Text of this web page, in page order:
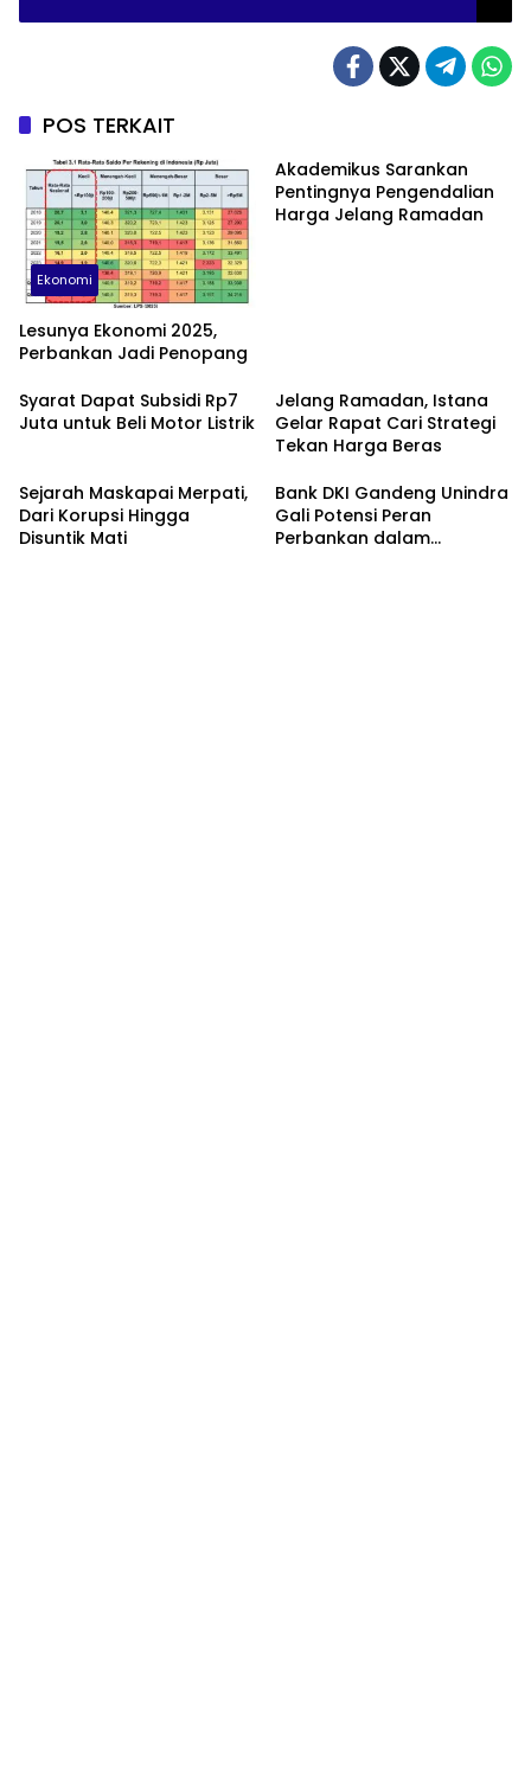
POS TERKAIT
Ekonomi
Lesunya Ekonomi 2025,
Perbankan Jadi Penopang
Akademikus Sarankan
Pentingnya Pengendalian
Harga Jelang Ramadan
Syarat Dapat Subsidi Rp7
Juta untuk Beli Motor Listrik
Jelang Ramadan, Istana
Gelar Rapat Cari Strategi
Tekan Harga Beras
Sejarah Maskapai Merpati,
Dari Korupsi Hingga
Disuntik Mati
Bank DKI Gandeng Unindra
Gali Potensi Peran
Perbankan dalam